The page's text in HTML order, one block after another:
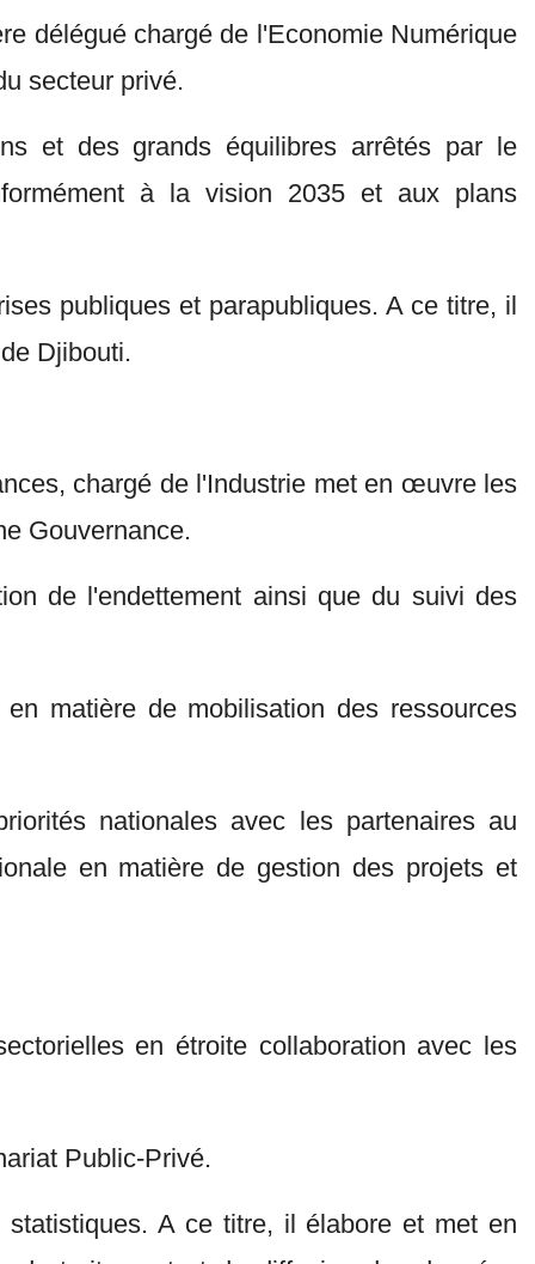
délégué chargé de l'Economie Numérique
secteur privé.
et des grands équilibres arrêtés par le
à la vision 2035 et aux plans
publiques et parapubliques. A ce titre, il
Djibouti.
chargé de l'Industrie met en œuvre les
Gouvernance.
de l'endettement ainsi que du suivi des
matière de mobilisation des ressources
nationales avec les partenaires au
en matière de gestion des projets et
en étroite collaboration avec les
Public-Privé.
A ce titre, il élabore et met en